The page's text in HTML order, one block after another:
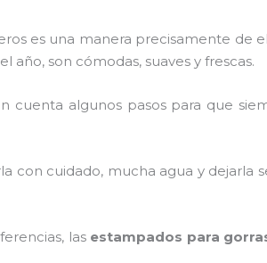
es una manera precisamente de
son cómodas, suaves y frescas.
cuenta algunos pasos para que
con cuidado, mucha agua y dejarla
las estampados para